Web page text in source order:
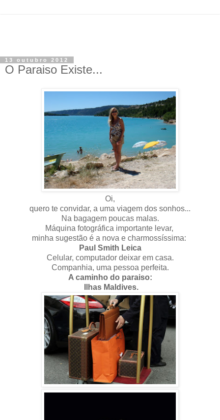
13 outubro 2012
O Paraiso Existe...
Oi,
quero te convidar, a uma viagem dos sonhos...
Na bagagem poucas malas.
Máquina fotográfica importante levar,
minha sugestão é a nova e charmossíssima:
Paul Smith Leica
Celular, computador deixar em casa.
Companhia, uma pessoa perfeita.
A caminho do paraiso:
Ilhas Maldives.